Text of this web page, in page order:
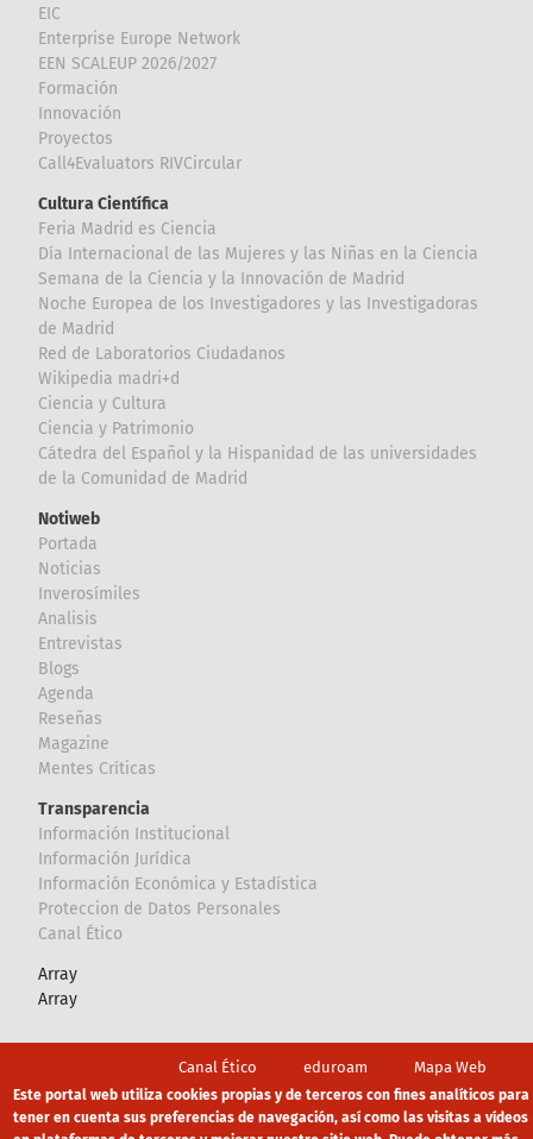
EIC
Enterprise Europe Network
EEN SCALEUP 2026/2027
Formación
Innovación
Proyectos
Call4Evaluators RIVCircular
Cultura Científica
Feria Madrid es Ciencia
Día Internacional de las Mujeres y las Niñas en la Ciencia
Semana de la Ciencia y la Innovación de Madrid
Noche Europea de los Investigadores y las Investigadoras
de Madrid
Red de Laboratorios Ciudadanos
Wikipedia madri+d
Ciencia y Cultura
Ciencia y Patrimonio
Cátedra del Español y la Hispanidad de las universidades
de la Comunidad de Madrid
Notiweb
Portada
Noticias
Inverosímiles
Analisis
Entrevistas
Blogs
Agenda
Reseñas
Magazine
Mentes Críticas
Transparencia
Información Institucional
Información Jurídica
Información Económica y Estadística
Proteccion de Datos Personales
Canal Ético
Array
Array
Canal Ético eduroam Mapa Web
Política privacidad Política de cookies Aviso legal
Este portal web utiliza cookies propias y de terceros con fines analíticos para
tener en cuenta sus preferencias de navegación, así como las visitas a vídeos